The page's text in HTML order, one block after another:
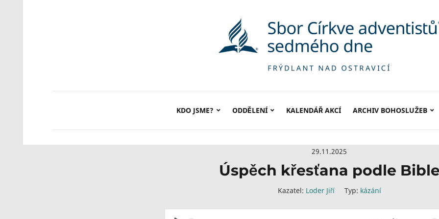
KDO JSME? ODDĚLENÍ KALENDÁŘ AKCÍ ARCHIV BOHOSLUŽEB
29.11.2025
Úspěch křesťana podle Bible
Kazatel: Loder Jiří Typ: kázání